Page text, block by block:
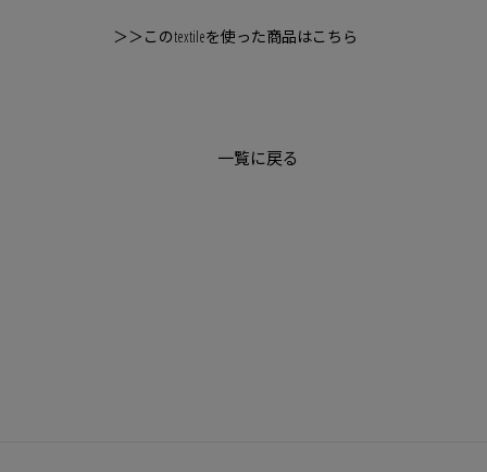
＞＞このtextileを使った商品はこちら
一覧に戻る